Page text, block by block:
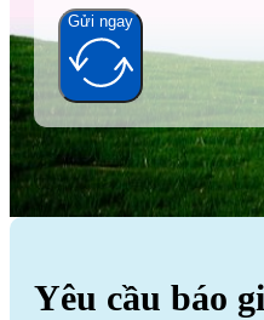
Gửi ngay
Yêu cầu báo